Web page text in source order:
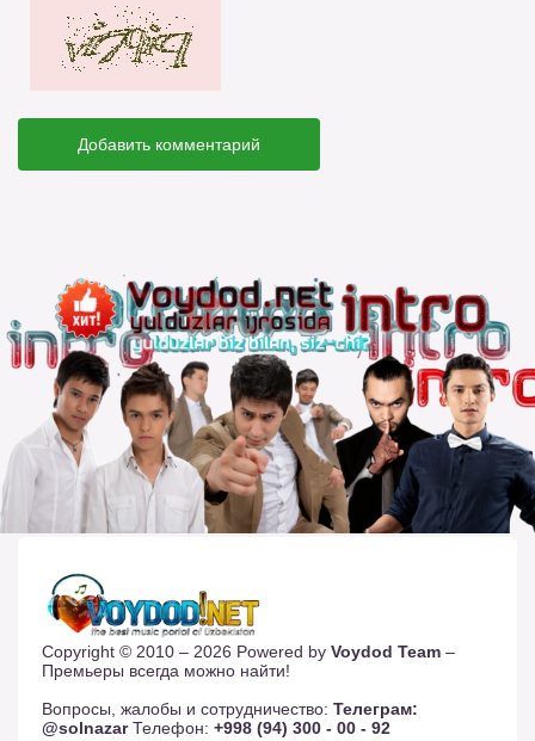
Добавить комментарий
Copyright © 2010 – 2026 Powered by Voydod Team –
Премьеры всегда можно найти!
Вопросы, жалобы и сотрудничество: Телеграм:
@solnazarТелефон: +998 (94) 300 - 00 - 92